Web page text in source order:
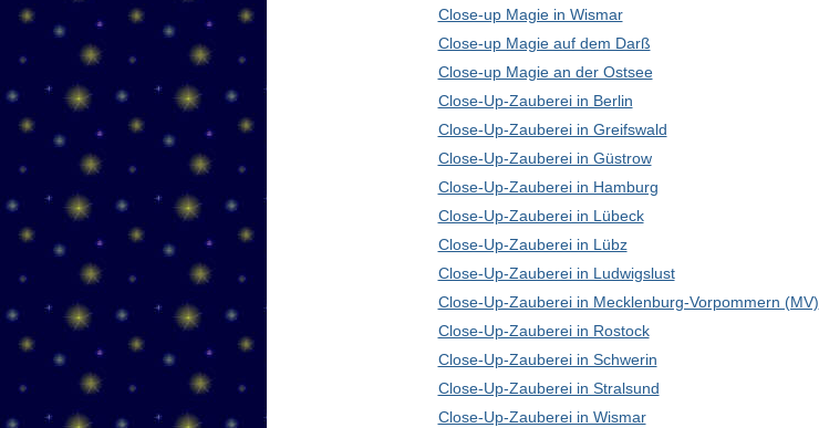
Close-up Magie in Wismar
Close-up Magie auf dem Darß
Close-up Magie an der Ostsee
Close-Up-Zauberei in Berlin
Close-Up-Zauberei in Greifswald
Close-Up-Zauberei in Güstrow
Close-Up-Zauberei in Hamburg
Close-Up-Zauberei in Lübeck
Close-Up-Zauberei in Lübz
Close-Up-Zauberei in Ludwigslust
Close-Up-Zauberei in Mecklenburg-Vorpommern (MV)
Close-Up-Zauberei in Rostock
Close-Up-Zauberei in Schwerin
Close-Up-Zauberei in Stralsund
Close-Up-Zauberei in Wismar